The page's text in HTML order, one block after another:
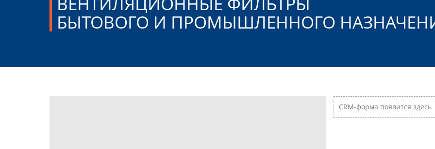
БЫТОВОГО И ПРОМЫШЛЕННОГО
CRM-форма появится здесь